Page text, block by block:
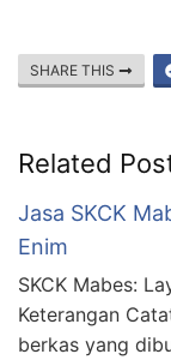
SHARE THIS
Related
Jasa SKCK
Enim
SKCK Mabes:
Keterangan
berkas yang